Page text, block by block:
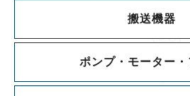
搬送機器
ポンプ・モーター・